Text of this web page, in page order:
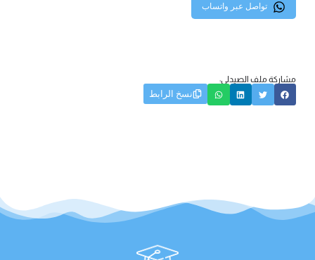
تواصل عبر واتساب
مشاركة ملف الصيدلي:
نسخ الرابط